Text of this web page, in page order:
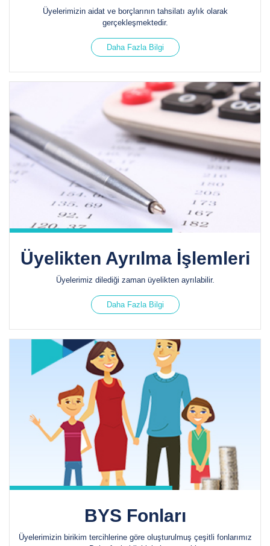
Üyelerimizin aidat ve borçlarının tahsilatı aylık olarak
gerçekleşmektedir.
Daha Fazla Bilgi
Üyelikten Ayrılma İşlemleri
Üyelerimiz dilediği zaman üyelikten ayrılabilir.
Daha Fazla Bilgi
BYS Fonları
Üyelerimizin birikim tercihlerine göre oluşturulmuş çeşitli fonlarımız